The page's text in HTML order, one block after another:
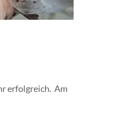
erfolgreich. Am